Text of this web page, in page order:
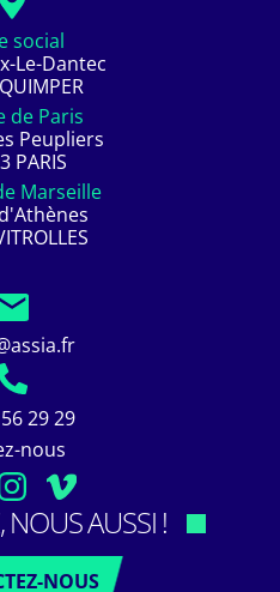
social
Le-Dantec
de Paris
Peupliers
PARIS
Marseille
29 29
nous
NOUS AUSSI !
NOUS